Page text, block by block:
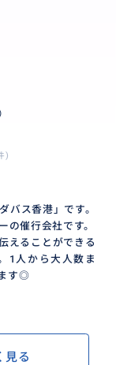
)
バス香港」です。
の催行会社です。
えることができる
1人から大人数ま
す◎
見る